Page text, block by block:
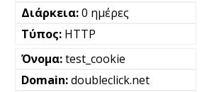
0 ημέρες
HTTP
test_cookie
doubleclick.net